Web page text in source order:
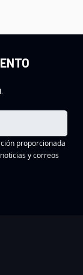
proporcionada
y correos